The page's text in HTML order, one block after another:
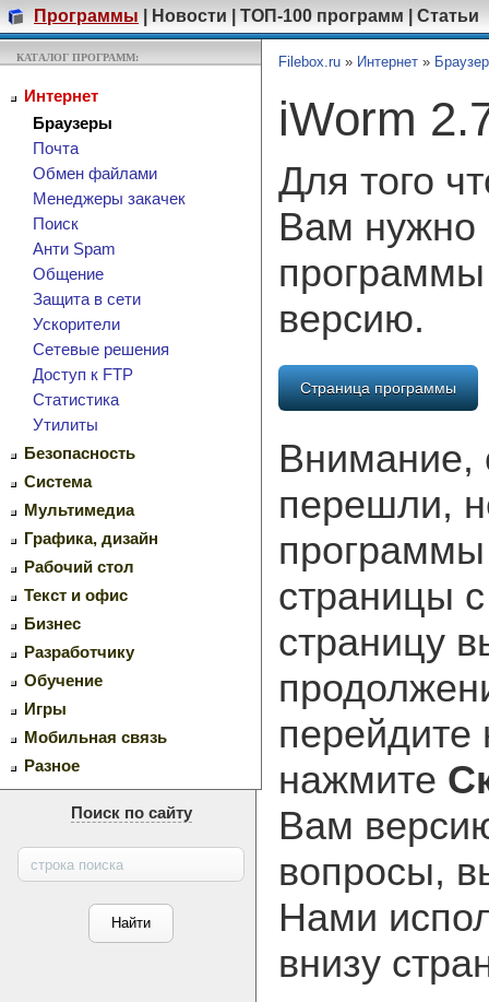
Программы Новости ТОП-100 программ Статьи
КАТАЛОГ ПРОГРАММ:
Интернет
Браузеры
Почта
Обмен файлами
Менеджеры закачек
Поиск
Анти Spam
Общение
Защита в сети
Ускорители
Сетевые решения
Доступ к FTP
Cтатистика
Утилиты
Безопасность
Система
Мультимедиа
Графика, дизайн
Рабочий стол
Текст и офис
Бизнес
Разработчику
Обучение
Игры
Мобильная связь
Разное
Поиск по сайту
Filebox.ru » Интернет »
iWorm
Для того
Вам нужно
версию.
Страница программы
Внимание,
перешли,
страницы
страницу
нажмите
Вам
вопросы,
Нами
внизу